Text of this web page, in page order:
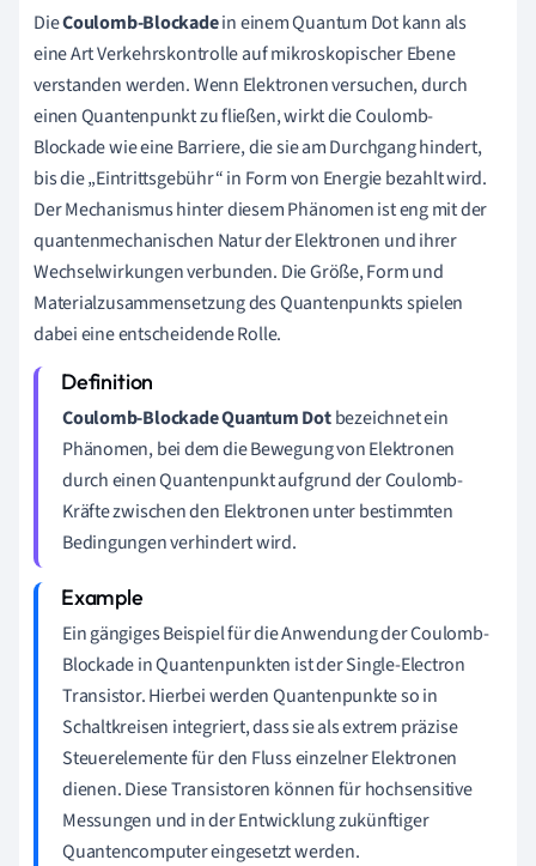
DieCoulomb-Blockadein einem Quantum Dot kann als
eine Art Verkehrskontrolle auf mikroskopischer Ebene
verstanden werden. Wenn Elektronen versuchen, durch
einen Quantenpunkt zu fließen, wirkt die Coulomb-
Blockade wie eine Barriere, die sie am Durchgang hindert,
bis die „Eintrittsgebühr“ in Form von Energie bezahlt wird.
Der Mechanismus hinter diesem Phänomen ist eng mit der
quantenmechanischen Natur der Elektronen und ihrer
Wechselwirkungen verbunden. Die Größe, Form und
Materialzusammensetzung des Quantenpunkts spielen
dabei eine entscheidende Rolle.
Coulomb-Blockade Quantum Dotbezeichnet ein
Phänomen, bei dem die Bewegung von Elektronen
durch einen Quantenpunkt aufgrund der Coulomb-
Kräfte zwischen den Elektronen unter bestimmten
Bedingungen verhindert wird.
Ein gängiges Beispiel für die Anwendung der Coulomb-
Blockade in Quantenpunkten ist der Single-Electron
Transistor. Hierbei werden Quantenpunkte so in
Schaltkreisen integriert, dass sie als extrem präzise
Steuerelemente für den Fluss einzelner Elektronen
dienen. Diese Transistoren können für hochsensitive
Messungen und in der Entwicklung zukünftiger
Quantencomputer eingesetzt werden.